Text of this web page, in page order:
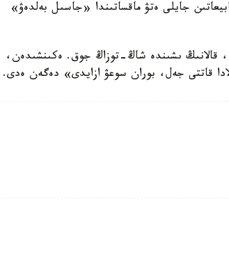
جايلى ەتۋ ماقساتىندا «جاسىل بەلدەۋ»
«بىرىنشىدەن، قالانىڭ ىشىندە شاڭ-توزاڭ جوق. ەكىنشىدەن،
قاتتى جەل، بوران سوعۋ ازايدى» دەگەن ەدى.